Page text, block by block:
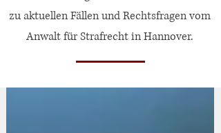
zu aktuellen Fällen und Rechtsfragen vom
Anwalt für Strafrecht in Hannover.